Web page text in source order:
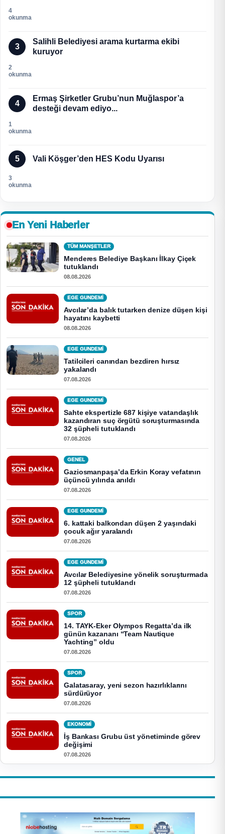
4
okunma
3
Salihli Belediyesi arama kurtarma ekibi
kuruyor
2
okunma
4
Ermaş Şirketler Grubu’nun Muğlaspor’a
desteği devam ediyo...
1
okunma
5 Vali Köşger’den HES Kodu Uyarısı
3
okunma
En Yeni Haberler
TÜM MANŞETLER
Menderes Belediye Başkanı İlkay Çiçek
tutuklandı
08.08.2026
EGE GUNDEMİ
Avcılar’da balık tutarken denize düşen kişi
hayatını kaybetti
08.08.2026
EGE GUNDEMİ
Tatilcileri canından bezdiren hırsız
yakalandı
07.08.2026
EGE GUNDEMİ
Sahte ekspertizle 687 kişiye vatandaşlık
kazandıran suç örgütü soruşturmasında
32 şüpheli tutuklandı
07.08.2026
GENEL
Gaziosmanpaşa’da Erkin Koray vefatının
üçüncü yılında anıldı
07.08.2026
EGE GUNDEMİ
6. kattaki balkondan düşen 2 yaşındaki
çocuk ağır yaralandı
07.08.2026
EGE GUNDEMİ
Avcılar Belediyesine yönelik soruşturmada
12 şüpheli tutuklandı
07.08.2026
SPOR
14. TAYK-Eker Olympos Regatta’da ilk
günün kazananı “Team Nautique
Yachting” oldu
07.08.2026
SPOR
Galatasaray, yeni sezon hazırlıklarını
sürdürüyor
07.08.2026
EKONOMI
İş Bankası Grubu üst yönetiminde görev
değişimi
07.08.2026